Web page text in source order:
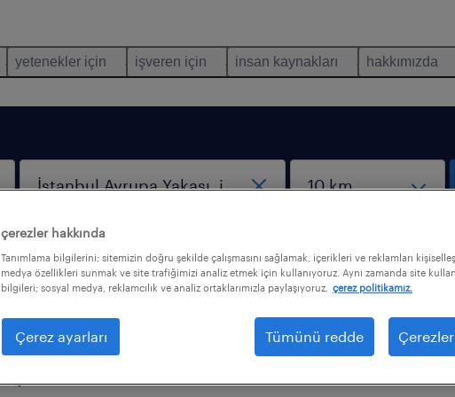
yetenekler için işveren için insan kaynakları hakkımızda
Bu filtrelerle iş bulamadık. Daha fazla sonuç almak için
filtrenizi değiştirmek isteyebilirsiniz. Aşağıdakiler
çerezler hakkında
Tanımlama bilgilerini; sitemizin doğru şekilde çalışmasını sağlamak, içerikleri ve reklamları
medya özellikleri sunmak ve site trafiğimizi analiz etmek için kullanıyoruz. Aynı zamanda site
bilgileri; sosyal medya, reklamcılık ve analiz ortaklarımızla paylaşıyoruz.
çerez politikamız.
Çerez ayarları Tümünü redde